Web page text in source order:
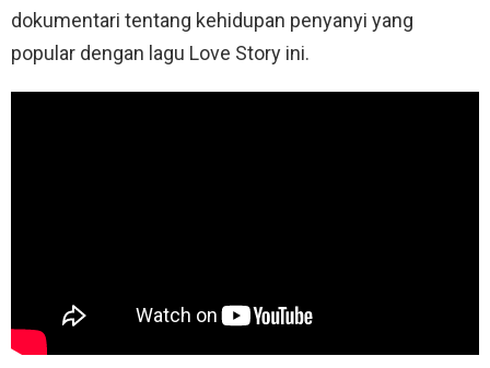
dokumentari tentang kehidupan penyanyi yang
popular dengan lagu Love Story ini.